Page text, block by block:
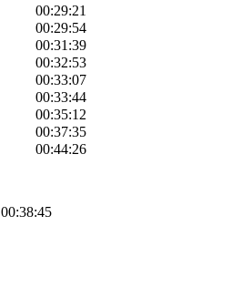
00:29:21
00:29:54
00:31:39
00:32:53
00:33:07
00:33:44
00:35:12
00:37:35
00:44:26
00:38:45